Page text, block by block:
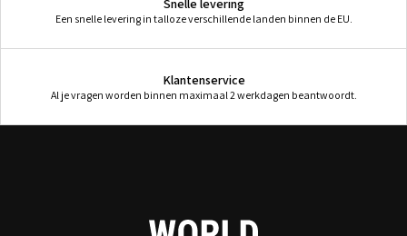
Snelle levering
Een snelle levering in talloze verschillende landen binnen de EU.
Klantenservice
Al je vragen worden binnen maximaal 2 werkdagen beantwoordt.